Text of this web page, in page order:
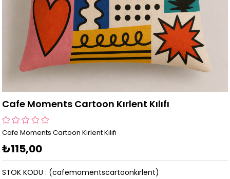
Cafe Moments Cartoon Kırlent Kılıfı
Cafe Moments Cartoon Kırlent Kılıfı
₺115,00
(cafemomentscartoonkırlent)
STOK KODU